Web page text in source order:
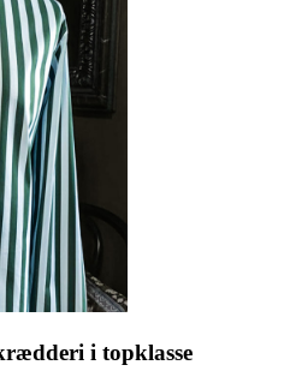
i topklasse